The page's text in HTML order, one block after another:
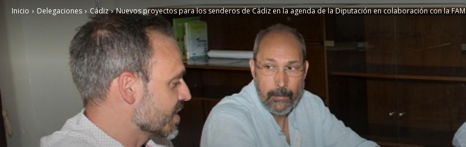
Inicio Delegaciones Cádiz Nuevos proyectos para los senderos de Cádiz en la agenda de la Diputación en colaboración con la FAM